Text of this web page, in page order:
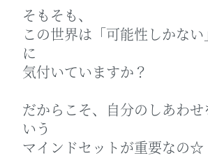
そもそも、
この世界は「可能性しかな
に
気付いていますか？
だからこそ、自分のしあわせ
いう
マインドセットが重要なの☆